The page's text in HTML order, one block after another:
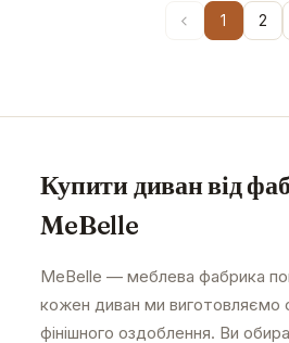
1 2
Купити диван від
MeBelle
MeBelle — меблева фабрика
кожен диван ми виготовляємо
фінішного оздоблення. Ви